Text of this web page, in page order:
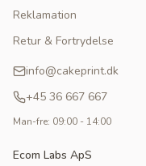
Reklamation
Retur & Fortrydelse
info@cakeprint.dk
+45 36 667 667
Man-fre: 09:00 - 14:00
Ecom Labs ApS